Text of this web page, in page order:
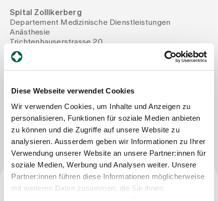
Diese Webseite verwendet Cookies
Wir verwenden Cookies, um Inhalte und Anzeigen zu
personalisieren, Funktionen für soziale Medien anbieten
zu können und die Zugriffe auf unsere Website zu
analysieren. Ausserdem geben wir Informationen zu Ihrer
Verwendung unserer Website an unsere Partner:innen für
soziale Medien, Werbung und Analysen weiter. Unsere
Partner:innen führen diese Informationen möglicherweise
mit weiteren Daten zusammen, die Sie ihnen
Assigning
Events
About us
Jobs & Career
Contact us
Baby gallery
Spital Zollikerberg
Departement Medizinische Dienstleistungen
Anästhesie
Trichtenhauserstrasse 20
8125 Zollikerberg
Tel
Write Message